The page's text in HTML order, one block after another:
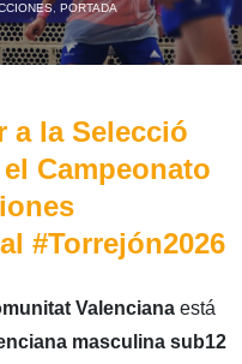
, PORTADA
a la Selecció
Campeonato
#Torrejón2026
Valencianaestá
masculina sub12